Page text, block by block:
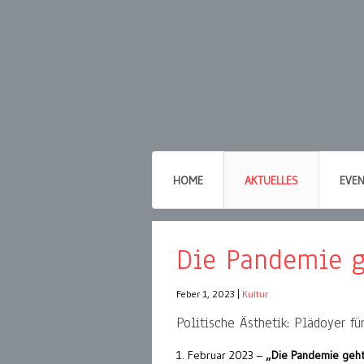
HOME AKTUELLES
Die Pandemie
Feber 1, 2023 Kultur
Politische Ästhetik: Plädoyer
1. Februar 2023 – „Die Pandemie